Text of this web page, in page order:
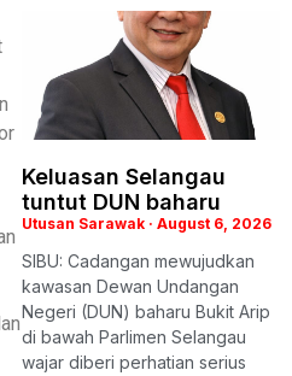
Keluasan Selangau
tuntut DUN baharu
Utusan Sarawak August 6, 2026
SIBU: Cadangan mewujudkan
kawasan Dewan Undangan
Negeri (DUN) baharu Bukit Arip
di bawah Parlimen Selangau
wajar diberi perhatian serius